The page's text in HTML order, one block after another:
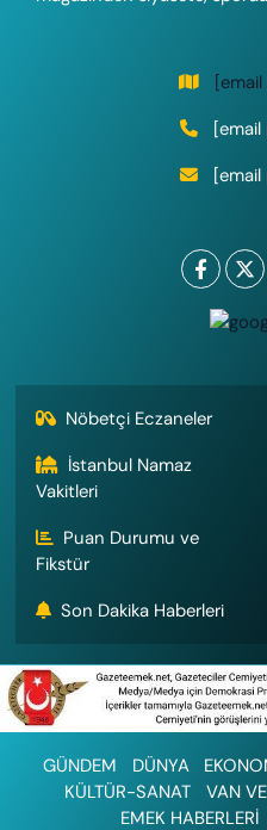
Nöbetçi Eczaneler
İstanbul Namaz
Vakitleri
Puan Durumu ve
Fikstür
Son Dakika Haberleri
GÜNDEM DÜNYA
KÜLTÜR-SANAT
VAN
EMEK HABERLERİ